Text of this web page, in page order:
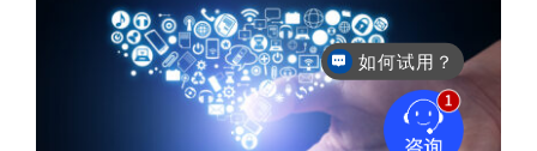
如何试用？
售后咨询